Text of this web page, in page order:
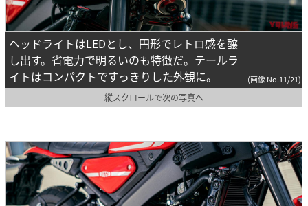
ヘッドライトはLEDとし、円形でレトロ感を醸
し出す。省電力で明るいのも特徴だ。テールラ
イトはコンパクトですっきりした外観に。
(画像 No.11/21)
縦スクロールで次の写真へ